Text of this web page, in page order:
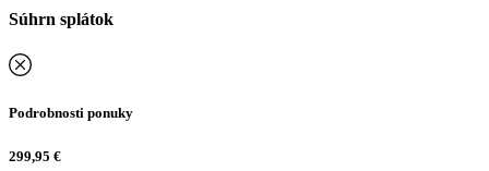
trávu
traktor
Súhrn splátok
Podrobnosti ponuky
299,95 €